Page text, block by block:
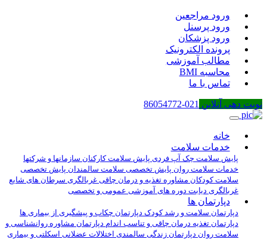
ورود مراجعین
ورود پرسنل
ورود پزشکان
پرونده الکترونیک
مطالب آموزشی
محاسبه BMI
تماس با ما
نوبت دهی آنلاین 021-86054772
خانه
خدمات سلامت
پایش سلامت چک آپ فردی پایش سلامت کارکنان سازمانها و شرکتها
خدمات سلامت روان پایش تخصصی سلامت سالمندان پایش تخصصی
سلامت کودکان مشاوره تغذیه و درمان چاقی غربالگری سرطان های شایع
غربالگری دیابت دوره های آموزشی عمومی و تخصصی
دپارتمان ها
دپارتمان سلامت و رشد کودک دپارتمان چکاب و پیشگیری از بیماری ها
دپارتمان تغذیه درمان چاقی و تناسب اندام دپارتمان مشاوره روانشناسی و
سلامت روان دپارتمان زندگی سالمندی اختلالات عضلانی اسکلتی و بیماری